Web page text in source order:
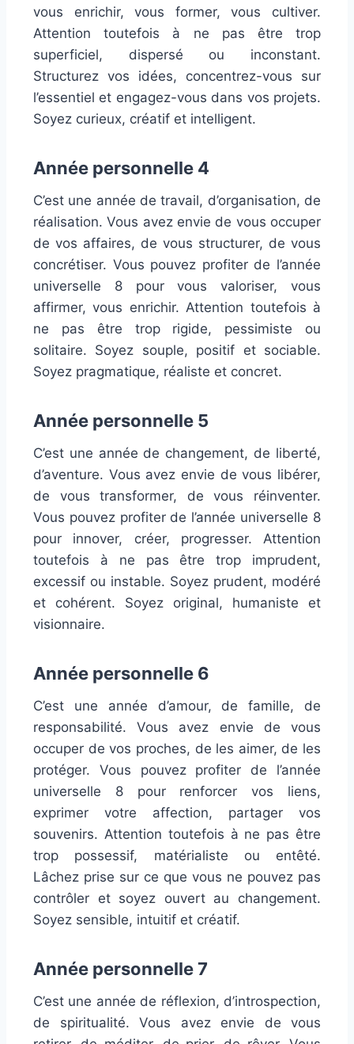
vous enrichir, vous former, vous cultiver.
Attention toutefois à ne pas être trop
superficiel, dispersé ou inconstant.
Structurez vos idées, concentrez-vous sur
l’essentiel et engagez-vous dans vos projets.
Soyez curieux, créatif et intelligent.
Année personnelle 4
C’est une année de travail, d’organisation, de
réalisation. Vous avez envie de vous occuper
de vos affaires, de vous structurer, de vous
concrétiser. Vous pouvez profiter de l’année
universelle 8 pour vous valoriser, vous
affirmer, vous enrichir. Attention toutefois à
ne pas être trop rigide, pessimiste ou
solitaire. Soyez souple, positif et sociable.
Soyez pragmatique, réaliste et concret.
Année personnelle 5
C’est une année de changement, de liberté,
d’aventure. Vous avez envie de vous libérer,
de vous transformer, de vous réinventer.
Vous pouvez profiter de l’année universelle 8
pour innover, créer, progresser. Attention
toutefois à ne pas être trop imprudent,
excessif ou instable. Soyez prudent, modéré
et cohérent. Soyez original, humaniste et
visionnaire.
Année personnelle 6
C’est une année d’amour, de famille, de
responsabilité. Vous avez envie de vous
occuper de vos proches, de les aimer, de les
protéger. Vous pouvez profiter de l’année
universelle 8 pour renforcer vos liens,
exprimer votre affection, partager vos
souvenirs. Attention toutefois à ne pas être
trop possessif, matérialiste ou entêté.
Lâchez prise sur ce que vous ne pouvez pas
contrôler et soyez ouvert au changement.
Soyez sensible, intuitif et créatif.
Année personnelle 7
C’est une année de réflexion, d’introspection,
de spiritualité. Vous avez envie de vous